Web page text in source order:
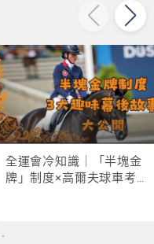
全運會冷知識｜「半塊金
牌」制度×高爾夫球車考牌